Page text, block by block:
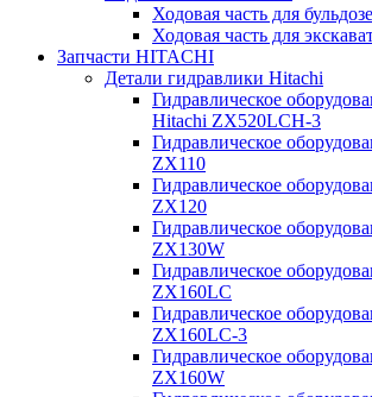
Ходовая часть для
Ходовая часть для
Запчасти HITACHI
Детали гидравлики Hitachi
Гидравлическое
Hitachi ZX520LCH-3
Гидравлическое
ZX110
Гидравлическое
ZX120
Гидравлическое
ZX130W
Гидравлическое
ZX160LC
Гидравлическое
ZX160LC-3
Гидравлическое
ZX160W